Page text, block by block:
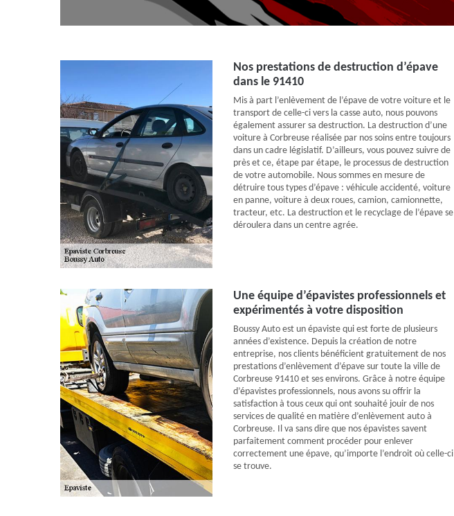
Nos prestations de destruction d’épave
dans le 91410
Mis à part l’enlèvement de l’épave de votre voiture et le
transport de celle-ci vers la casse auto, nous pouvons
également assurer sa destruction. La destruction d’une
voiture à Corbreuse réalisée par nos soins entre toujours
dans un cadre législatif. D’ailleurs, vous pouvez suivre de
près et ce, étape par étape, le processus de destruction
de votre automobile. Nous sommes en mesure de
détruire tous types d’épave : véhicule accidenté, voiture
en panne, voiture à deux roues, camion, camionnette,
tracteur, etc. La destruction et le recyclage de l’épave se
déroulera dans un centre agrée.
Une équipe d’épavistes professionnels et
expérimentés à votre disposition
Boussy Auto est un épaviste qui est forte de plusieurs
années d’existence. Depuis la création de notre
entreprise, nos clients bénéficient gratuitement de nos
prestations d’enlèvement d’épave sur toute la ville de
Corbreuse 91410 et ses environs. Grâce à notre équipe
d’épavistes professionnels, nous avons su offrir la
satisfaction à tous ceux qui ont souhaité jouir de nos
services de qualité en matière d’enlèvement auto à
Corbreuse. Il va sans dire que nos épavistes savent
parfaitement comment procéder pour enlever
correctement une épave, qu’importe l’endroit où celle-ci
se trouve.